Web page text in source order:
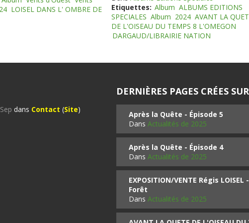
LOISEL DANS L' OMBRE DE
Etiquettes: Album ALBUMS EDITIONS
SPECIALES Album 2024 AVANT LA
DE L'OISEAU DU TEMPS 8 L'OMEGON
DARGAUD/LIBRAIRIE NATION
dans Contact (Site)
DERNIÈRES PAGES CRÉES
Après la Quête - Épisode 5
Dans Actualités de 2025
Après la Quête - Épisode 4
Dans Actualités de 2025
EXPOSITION/VENTE Régis
Forêt
Dans Actualités de 2025